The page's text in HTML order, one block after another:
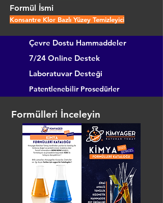
Formül İsmi
Konsantre Klor Bazlı Yüzey Temizleyici
Çevre Dostu Hammaddeler
7/24 Online Destek
Laboratuvar Desteği
Patentlenebilir Prosedürler
Formülleri İnceleyin